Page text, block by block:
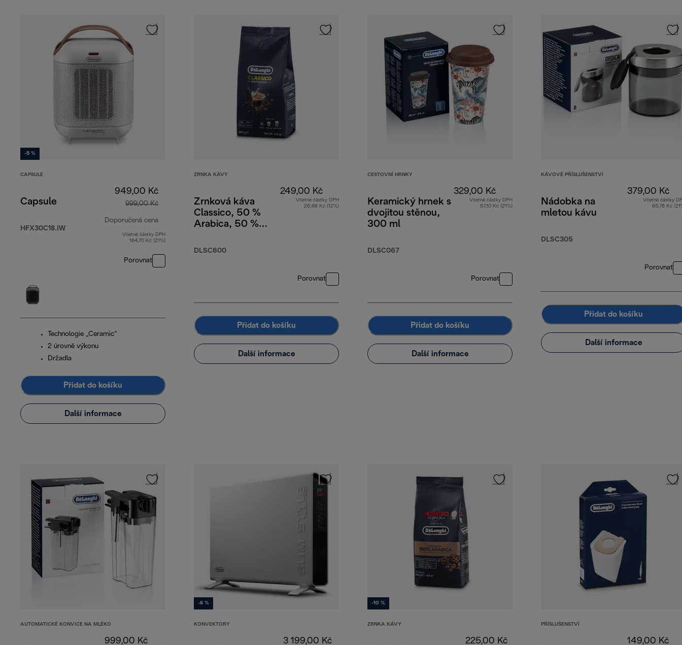
-5 %
CAPSULE
Capsule
HFX30C18.IW
949,00 Kč
999,00 Kč
Doporučená cena
původní cena 999,00 Kč
Včetně částky DPH
164,70 Kč (21%)
Porovnat
Technologie „Ceramic“
2 úrovně výkonu
Držadla
Přidat do košíku
Další informace
ZRNKA KÁVY
Zrnková káva
Classico, 50 %
Arabica, 50 %
DLSC600
249,00 Kč
Včetně částky DPH
26,68 Kč (12%)
Porovnat
Přidat do košíku
Další informace
CESTOVNÍ HRNKY
Keramický hrnek s
dvojitou stěnou,
300 ml
DLSC067
329,00 Kč
Včetně částky DPH
57,10 Kč (21%)
Porovnat
Přidat do košíku
Další informace
KÁVOVÉ PŘÍSLUŠENSTVÍ
Nádobka na
mletou kávu
DLSC305
379,00 Kč
Včetně částky
65,78 Kč
Porovnat
Přidat do košíku
Další informace
AUTOMATICKÉ KONVICE NA MLÉKO
999,00 Kč
-6 %
KONVEKTORY
3 199,00 Kč
-10 %
ZRNKA KÁVY
225,00 Kč
PŘÍSLUŠENSTVÍ
149,00 Kč